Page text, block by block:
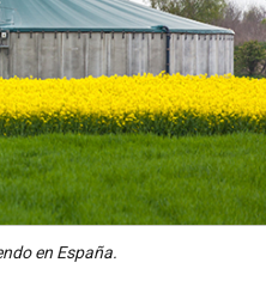
en España.